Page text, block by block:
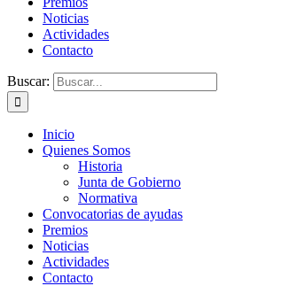
Noticias
Actividades
Contacto
Buscar:
Inicio
Quienes Somos
Historia
Junta de Gobierno
Normativa
Convocatorias de ayudas
Premios
Noticias
Actividades
Contacto